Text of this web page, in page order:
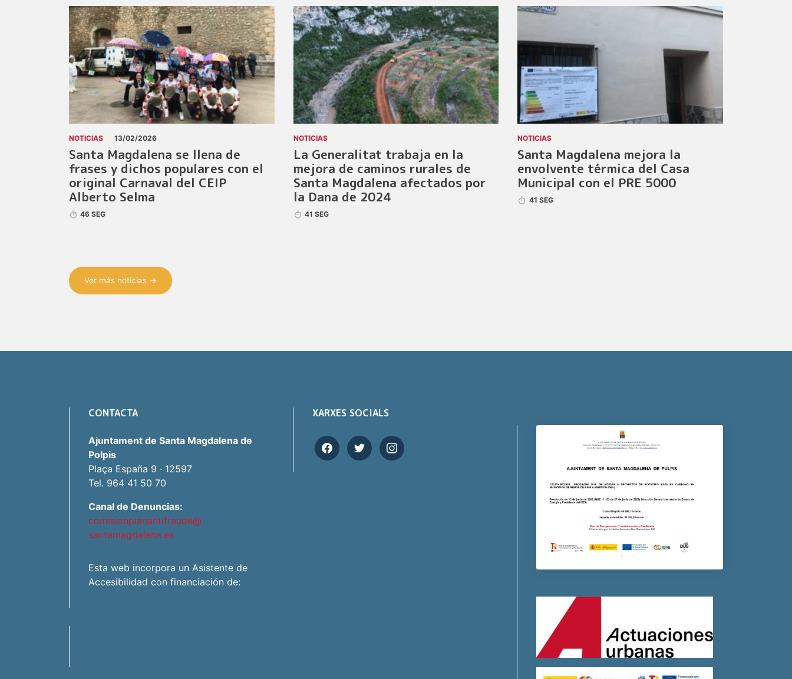
NOTICIAS 13/02/2026
Santa Magdalena se llena de
frases y dichos populares con el
original Carnaval del CEIP
Alberto Selma
46 SEG
NOTICIAS
La Generalitat trabaja en la
mejora de caminos rurales de
Santa Magdalena afectados por
la Dana de 2024
41 SEG
NOTICIAS
Santa Magdalena mejora la
envolvente térmica del Casa
Municipal con el PRE 5000
41 SEG
Ver más noticias →
CONTACTA
Ajuntament de Santa Magdalena de
Polpis
Plaça España 9 · 12597
Tel. 964 41 50 70
Canal de Denuncias:
comisionplanantifraude@
santamagdalena.es
Esta web incorpora un Asistente de
Accesibilidad con financiación de:
XARXES SOCIALS
facebooktwitter instagram